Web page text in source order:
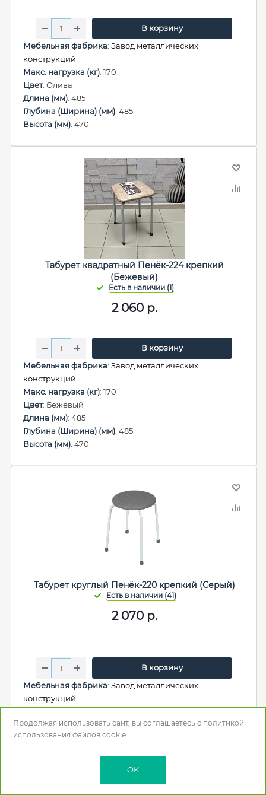
В корзину
Мебельная фабрика: Завод металлических
конструкций
Макс. нагрузка (кг): 170
Цвет: Олива
Длина (мм): 485
Глубина (Ширина) (мм): 485
Высота (мм): 470
Табурет квадратный Пенёк-224 крепкий
(Бежевый)
2 060р.
В корзину
Мебельная фабрика: Завод металлических
конструкций
Макс. нагрузка (кг): 170
Цвет: Бежевый
Длина (мм): 485
Глубина (Ширина) (мм): 485
Высота (мм): 470
Табурет круглый Пенёк-220 крепкий (Серый)
2 070р.
В корзину
Мебельная фабрика: Завод металлических
конструкций
Цвет: Серый
Длина (мм): 485
Продолжая использовать сайт, вы соглашаетесь с политикой
использования файлов cookie.
OK